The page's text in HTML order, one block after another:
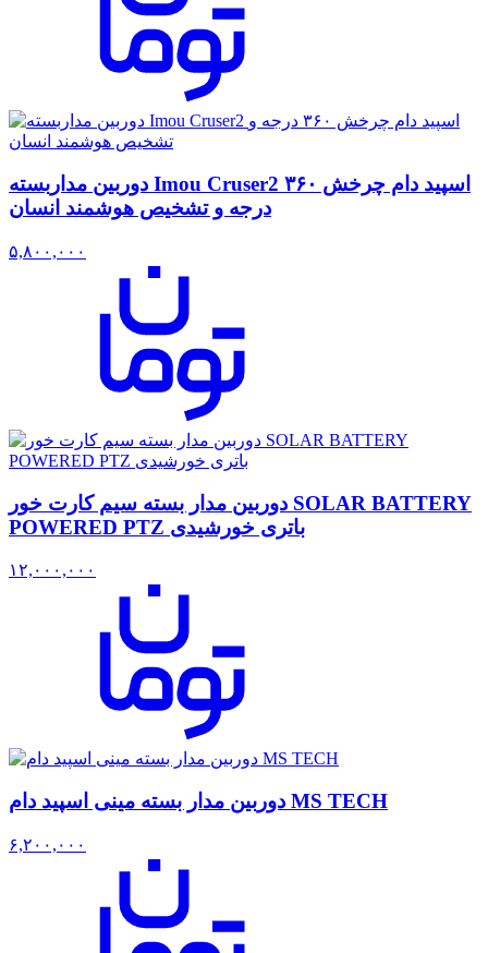
دوربین مداربسته Imou Cruser2 اسپید دام چرخش ۳۶۰
درجه و تشخیص هوشمند انسان
۵,۸۰۰,۰۰۰
دوربین مدار بسته سیم کارت خور SOLAR BATTERY
POWERED PTZ باتری خورشیدی
۱۲,۰۰۰,۰۰۰
دوربین مدار بسته مینی اسپید دام MS TECH
۶,۲۰۰,۰۰۰